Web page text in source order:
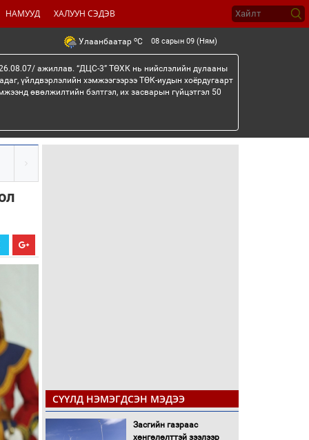
НАМУУД ХАЛУУН СЭДЭВ
Улаанбаатар oC 08 сарын 09 (Ням)
ажиллав. “ДЦС-3” ТӨХК нь нийслэлийн дулааны
үйлдвэрлэлийн хэмжээгээрээ ТӨК-иудын хоёрдугаарт
өвөлжилтийн бэлтгэл, их засварын гүйцэтгэл 50
СҮҮЛД НЭМЭГДСЭН МЭДЭЭ
Засгийн газраас
хөнгөлөлттэй зээлээр